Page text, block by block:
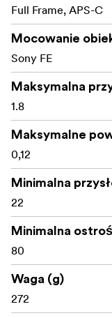
Full Frame, APS-C
Mocowanie
Sony FE
Maksymalna
1.8
Maksymalne
0,12
Minimalna
22
Minimalna
80
Waga (g)
272